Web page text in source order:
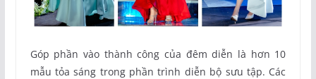
Góp phần vào thành công của đêm diễn là hơn 10
mẫu tỏa sáng trong phần trình diễn bộ sưu tập. Các